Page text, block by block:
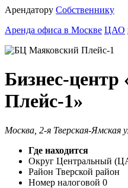
Арендатору Собственнику
Аренда офиса в Москве ЦАО
Бизнес-
Плейс-1»
Москва, 2-я Тверская-Ямская
Где находится
Округ Центральный
Район Тверской район
Номер налоговой 0